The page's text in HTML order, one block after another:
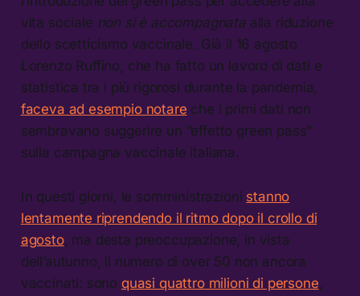
vita sociale non si è accompagnataalla riduzione
dello scetticismo vaccinale. Già il 16 agosto
Lorenzo Ruffino, che ha fatto un lavoro di dati e
statistica tra i più rigorosi durante la pandemia,
faceva ad esempio notare che i primi dati non
sembravano suggerire un “effetto green pass”
sulla campagna vaccinale italiana.
In questi giorni, le somministrazioni stanno
lentamente riprendendo il ritmo dopo il crollo di
agosto, ma desta preoccupazione, in vista
dell’autunno, il numero di over 50 non ancora
vaccinati: sono quasi quattro milioni di persone,